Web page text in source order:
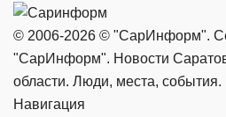
© 2006-2026 © "СарИнформ".
"СарИнформ". Новости
области. Люди, места, события.
Навигация